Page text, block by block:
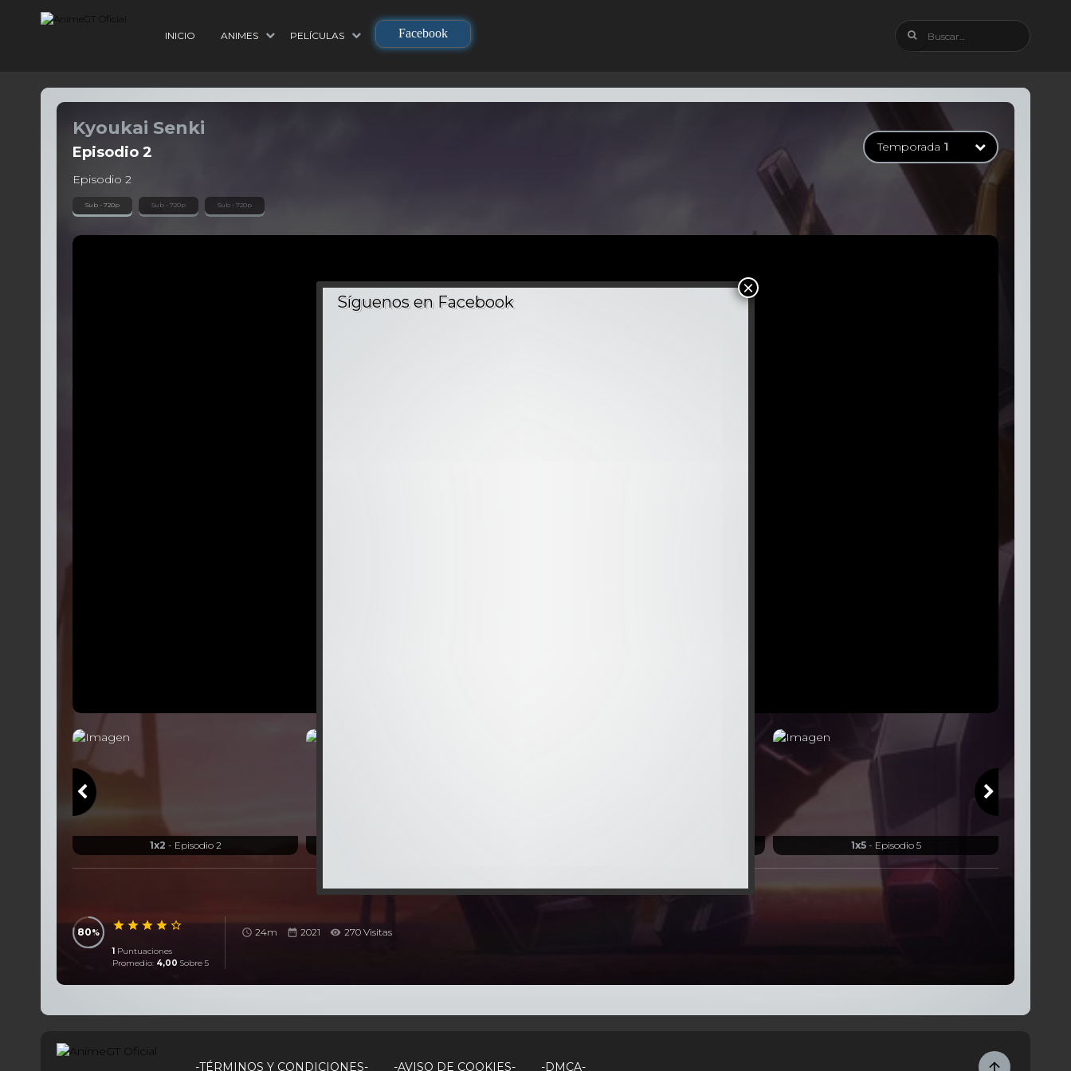
INICIO ANIMES PELÍCULAS Facebook
Kyoukai Senki
Episodio 2
Episodio 2
Temporada 1
Temporada
13 Episodios
Sub - 720p Sub - 720p Sub - 720p
1x2 - Episodio 2 1x5- Episodio 5
80
1 Puntuaciones
Promedio: 4,00 Sobre 5
24m 2021 270 Visitas
-TÉRMINOS Y CONDICIONES- -AVISO DE COOKIES- -DMCA-